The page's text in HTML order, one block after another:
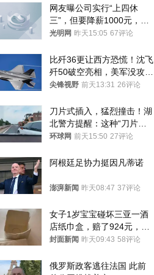
网友曝公司实行“上四休
三”，但要降薪1000元，不
接受只能辞职
光明网 昨天15:05 67评论
比歼36更让西方恐慌！沈飞
歼50破空亮相，美军没攻克
的技术被拿下
尖锋视野 前天13:31 26评论
刀片式插入，猛烈撞击！湖
北警方提醒：这种“刀片超
车”，太危险了
环球网 前天15:50 27评论
阿根廷足协力挺因凡蒂诺
澎湃新闻 昨天08:47 37评论
女子1岁宝宝碰坏三亚一酒
店纸巾盒，赔了924元，发
帖吐槽后酒店退还一半的
封面新闻 昨天09:43 58评论
俄罗斯政客逃往法国 此前